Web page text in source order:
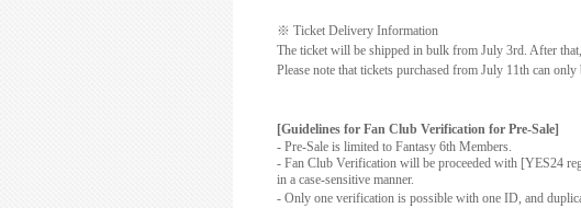
※ Ticket Delivery Information
The ticket will be shipped in bulk from July 3rd. After
Please note that tickets purchased from July 11th can
[Guidelines for Fan Club Verification for Pre-Sale]
- Pre-Sale is limited to Fantasy 6th Members.
- Fan Club Verification will be proceeded with [YES24
in a case-sensitive manner.
- Only one verification is possible with one ID, and